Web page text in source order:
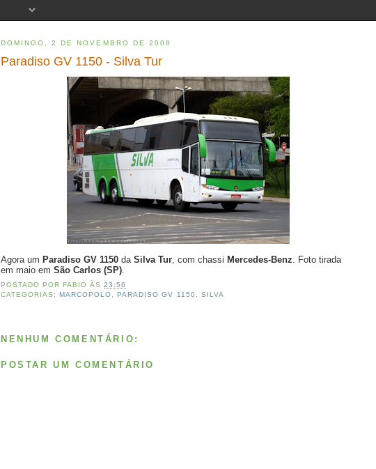
DOMINGO, 2 DE NOVEMBRO DE 2008
Paradiso GV 1150 - Silva Tur
Agora um Paradiso GV 1150 da Silva Tur , com chassi Mercedes-Benz . Foto tirada
em maio em São Carlos (SP)
POSTADO PORFABIO ÀS23:56
CATEGORIAS:MARCOPOLO,PARADISO GV 1150, SILVA
NENHUM COMENTÁRIO:
POSTAR UM COMENTÁRIO